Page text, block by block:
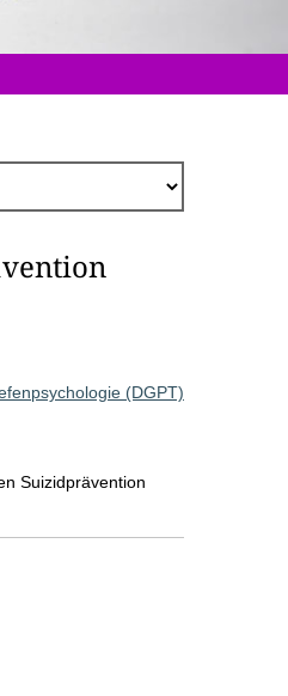
(DGPT)
Suizidprävention